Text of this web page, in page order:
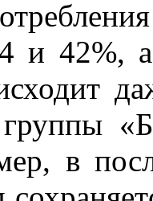
и 42%,
группы
в